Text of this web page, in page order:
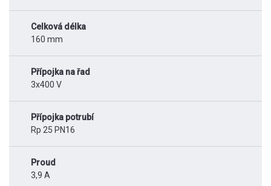
Celková délka
160 mm
Přípojka na řad
3x400 V
Přípojka potrubí
Rp 25 PN16
Proud
3,9 A